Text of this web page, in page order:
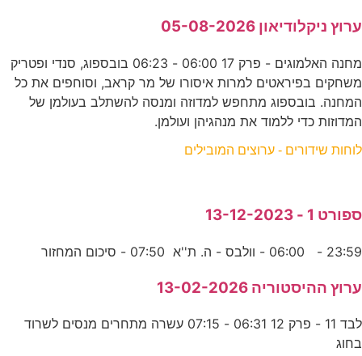
ערוץ ניקלודיאון 05-08-2026
מחנה האלמוגים - פרק 17 06:00 - 06:23 בובספוג, סנדי ופטריק
משחקים בפיראטים למרות איסורו של מר קראב, וסוחפים את כל
המחנה. בובספוג מתחפש למדוזה ומנסה להשתלב בעולמן של
המדוזות כדי ללמוד את מנהגיהן ועולמן.
לוחות שידורים - ערוצים המובילים
ספורט 1 - 13-12-2023
23:59 - 06:00 - וולבס - ה. ת''א 07:50 - סיכום המחזור
ערוץ ההיסטוריה 13-02-2026
לבד 11 - פרק 12 06:31 - 07:15 עשרה מתחרים מנסים לשרוד
בחוג